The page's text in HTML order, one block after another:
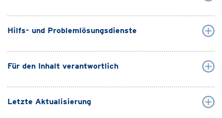
Hilfs- und Problemlösungsdienste
Für den Inhalt verantwortlich
Letzte Aktualisierung